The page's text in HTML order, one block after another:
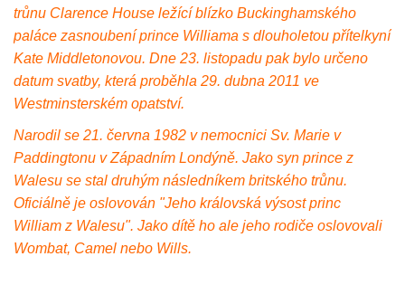
trůnu Clarence House ležící blízko Buckinghamského
paláce zasnoubení prince Williama s dlouholetou přítelkyní
Kate Middletonovou. Dne 23. listopadu pak bylo určeno
datum svatby, která proběhla 29. dubna 2011 ve
Westminsterském opatství.
Narodil se 21. června 1982 v nemocnici Sv. Marie v
Paddingtonu v Západním Londýně. Jako syn prince z
Walesu se stal druhým následníkem britského trůnu.
Oficiálně je oslovován "Jeho královská výsost princ
William z Walesu". Jako dítě ho ale jeho rodiče oslovovali
Wombat, Camel nebo Wills.